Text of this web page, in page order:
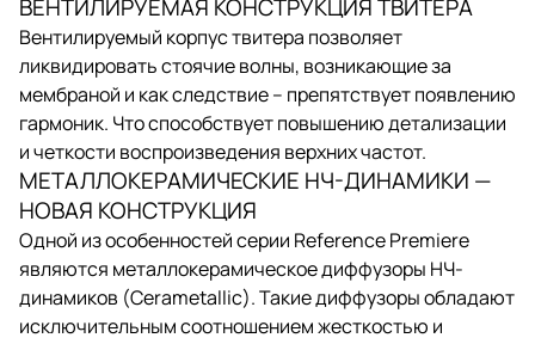
ВЕНТИЛИРУЕМАЯ КОНСТРУКЦИЯ ТВИТЕРА
Вентилируемый корпус твитера позволяет
ликвидировать стоячие волны, возникающие за
мембраной и как следствие – препятствует появлению
гармоник. Что способствует повышению детализации
и четкости воспроизведения верхних частот.
МЕТАЛЛОКЕРАМИЧЕСКИЕ НЧ-ДИНАМИКИ —
НОВАЯ КОНСТРУКЦИЯ
Одной из особенностей серии Reference Premiere
являются металлокерамическое диффузоры НЧ-
динамиков (Cerametallic). Такие диффузоры обладают
исключительным соотношением жесткостью и